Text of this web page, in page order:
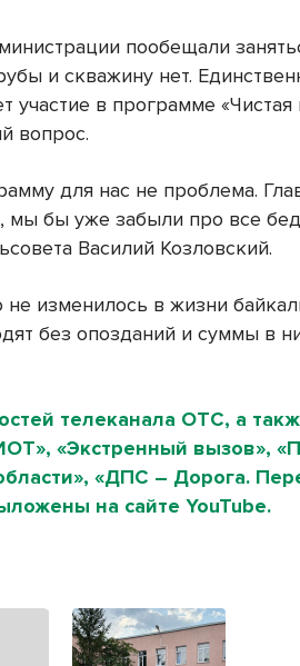
пообещали
и скважину нет.
участие в программе
вопрос.
для нас не проблема.
бы уже забыли про все
Василий Козловский.
не изменилось в жизни
без опозданий и суммы в
телеканала ОТС, а
«Экстренный вызов»,
«ДПС – Дорога.
на сайте YouTube.